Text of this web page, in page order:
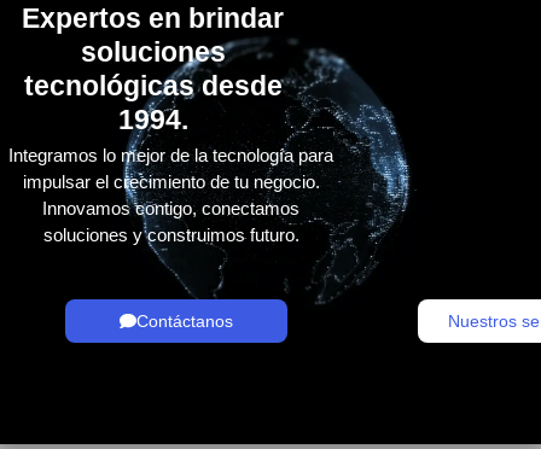
Expertos en brindar
soluciones
tecnológicas desde
1994.
Integramos lo mejor de la tecnología para
impulsar el crecimiento de tu negocio.
Innovamos contigo, conectamos
soluciones y construimos futuro.
Contáctanos Nuestros